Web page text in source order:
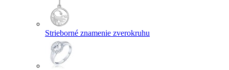
Strieborné znamenie zverokruhu